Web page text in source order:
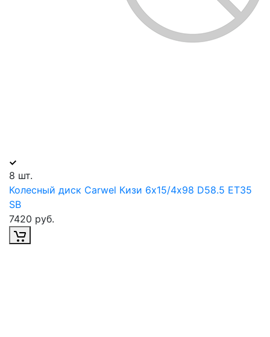
8 шт.
Колесный диск Carwel Кизи 6х15/4х98 D58.5 ET35
SB
7420 руб.